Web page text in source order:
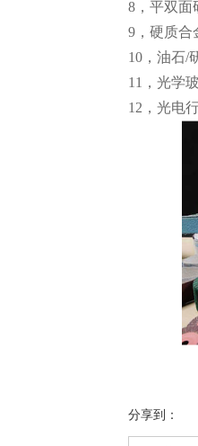
8，平双面
9，硬质合
10，油石/
11，光学
12，光电
分享到：